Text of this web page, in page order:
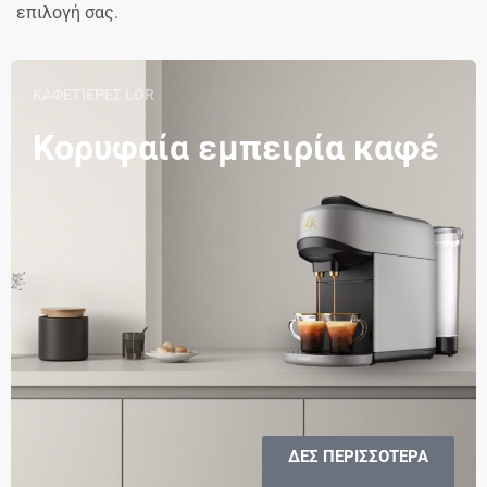
επιλογή σας.
ΚΑΦΕΤΙΕΡΕΣ LOR
Κορυφαία εμπειρία καφέ
ΔΕΣ ΠΕΡΙΣΣΟΤΕΡΑ